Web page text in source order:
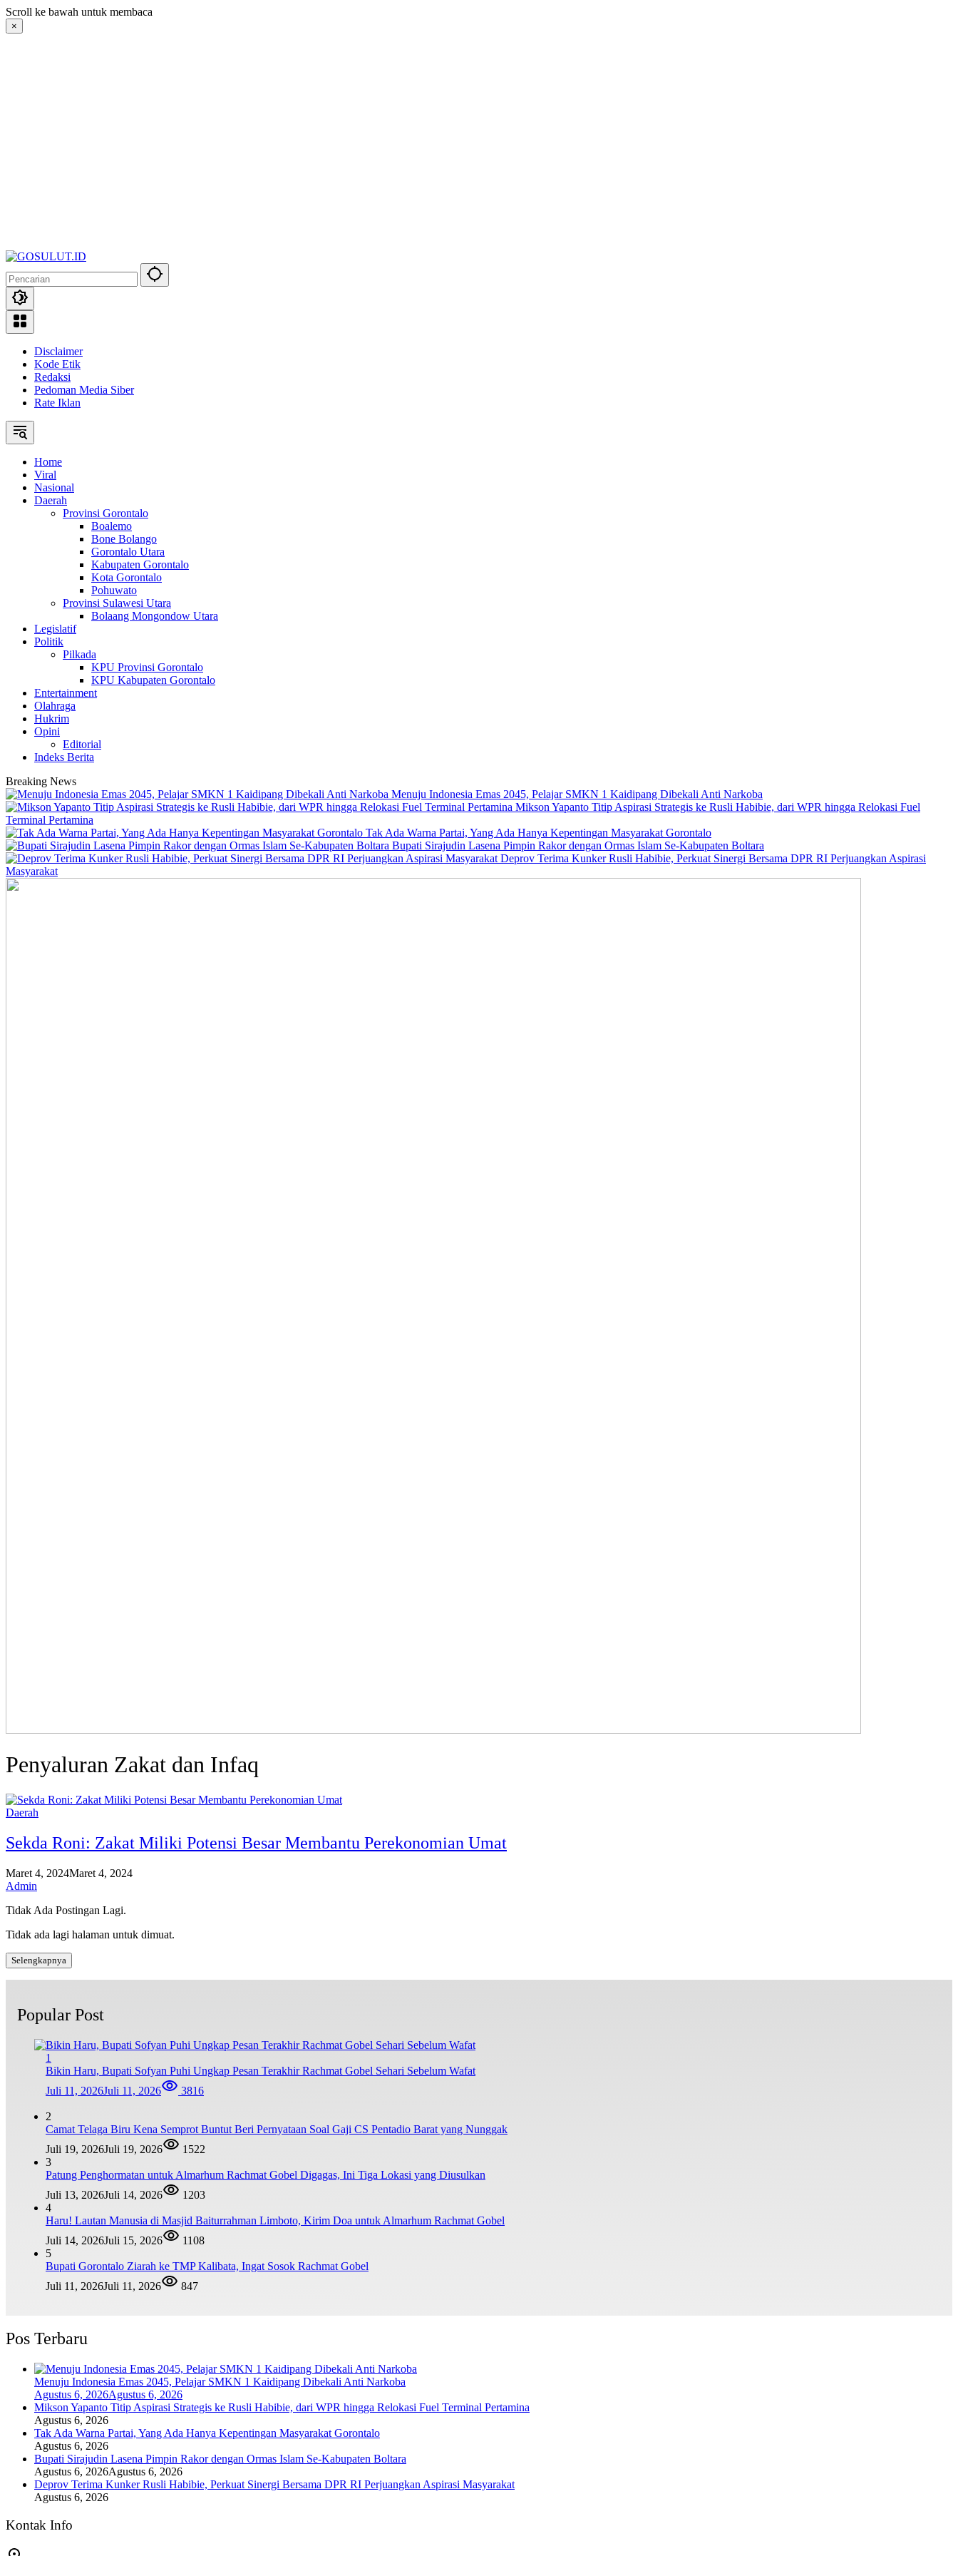
Langsung
ke
konten
Scroll ke bawah untuk membaca
×
Disclaimer
Kode Etik
Redaksi
Pedoman Media Siber
Rate Iklan
Home
Viral
Nasional
Daerah
Provinsi Gorontalo
Boalemo
Bone Bolango
Gorontalo Utara
Kabupaten Gorontalo
Kota Gorontalo
Pohuwato
Provinsi Sulawesi Utara
Bolaang Mongondow Utara
Legislatif
Politik
Pilkada
KPU Provinsi Gorontalo
KPU Kabupaten Gorontalo
Entertainment
Olahraga
Hukrim
Opini
Editorial
Indeks Berita
Breaking News
Menuju Indonesia Emas 2045, Pelajar SMKN 1 Kaidipang Dibekali Anti Narkoba
Mikson Yapanto Titip Aspirasi Strategis ke Rusli Habibie, dari WPR hingga Relokasi Fuel
Terminal Pertamina
Tak Ada Warna Partai, Yang Ada Hanya Kepentingan Masyarakat Gorontalo
Bupati Sirajudin Lasena Pimpin Rakor dengan Ormas Islam Se-Kabupaten Boltara
Deprov Terima Kunker Rusli Habibie, Perkuat Sinergi Bersama DPR RI Perjuangkan Aspirasi
Masyarakat
Penyaluran Zakat dan Infaq
Daerah
Sekda Roni: Zakat Miliki Potensi Besar Membantu Perekonomian Umat
Maret 4, 2024Maret 4, 2024
Admin
Tidak Ada Postingan Lagi.
Tidak ada lagi halaman untuk dimuat.
Selengkapnya
Popular Post
1
Bikin Haru, Bupati Sofyan Puhi Ungkap Pesan Terakhir Rachmat Gobel Sehari Sebelum Wafat
Juli 11, 2026Juli 11, 2026 3816
2
Camat Telaga Biru Kena Semprot Buntut Beri Pernyataan Soal Gaji CS Pentadio Barat yang Nunggak
Juli 19, 2026Juli 19, 2026
1522
3
Patung Penghormatan untuk Almarhum Rachmat Gobel Digagas, Ini Tiga Lokasi yang Diusulkan
Juli 13, 2026Juli 14, 2026
1203
4
Haru! Lautan Manusia di Masjid Baiturrahman Limboto, Kirim Doa untuk Almarhum Rachmat Gobel
Juli 14, 2026Juli 15, 2026
1108
5
Bupati Gorontalo Ziarah ke TMP Kalibata, Ingat Sosok Rachmat Gobel
Juli 11, 2026Juli 11, 2026 847
Pos Terbaru
Menuju Indonesia Emas 2045, Pelajar SMKN 1 Kaidipang Dibekali Anti Narkoba
Agustus 6, 2026Agustus 6, 2026
Mikson Yapanto Titip Aspirasi Strategis ke Rusli Habibie, dari WPR hingga Relokasi Fuel Terminal Pertamina
Agustus 6, 2026
Tak Ada Warna Partai, Yang Ada Hanya Kepentingan Masyarakat Gorontalo
Agustus 6, 2026
Bupati Sirajudin Lasena Pimpin Rakor dengan Ormas Islam Se-Kabupaten Boltara
Agustus 6, 2026Agustus 6, 2026
Deprov Terima Kunker Rusli Habibie, Perkuat Sinergi Bersama DPR RI Perjuangkan Aspirasi Masyarakat
Agustus 6, 2026
Kontak Info